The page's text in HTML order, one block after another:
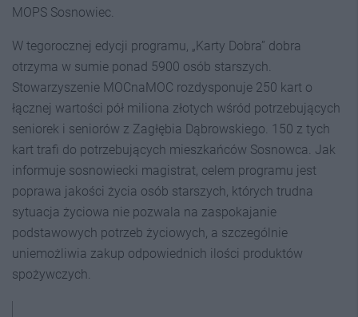
MOPS Sosnowiec.
W tegorocznej edycji programu, „Karty Dobra” dobra
otrzyma w sumie ponad 5900 osób starszych.
Stowarzyszenie MOCnaMOC rozdysponuje 250 kart o
łącznej wartości pół miliona złotych wśród potrzebujących
seniorek i seniorów z Zagłębia Dąbrowskiego. 150 z tych
kart trafi do potrzebujących mieszkańców Sosnowca. Jak
informuje sosnowiecki magistrat, celem programu jest
poprawa jakości życia osób starszych, których trudna
sytuacja życiowa nie pozwala na zaspokajanie
podstawowych potrzeb życiowych, a szczególnie
uniemożliwia zakup odpowiednich ilości produktów
spożywczych.